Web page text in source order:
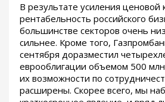
В результате усиления ценовой
рентабельность российского
большинстве секторов очень
сильнее. Кроме того,
сентября доразместил
еврооблигации объемом 500
их возможности по
расширены. Скорее всего, мы